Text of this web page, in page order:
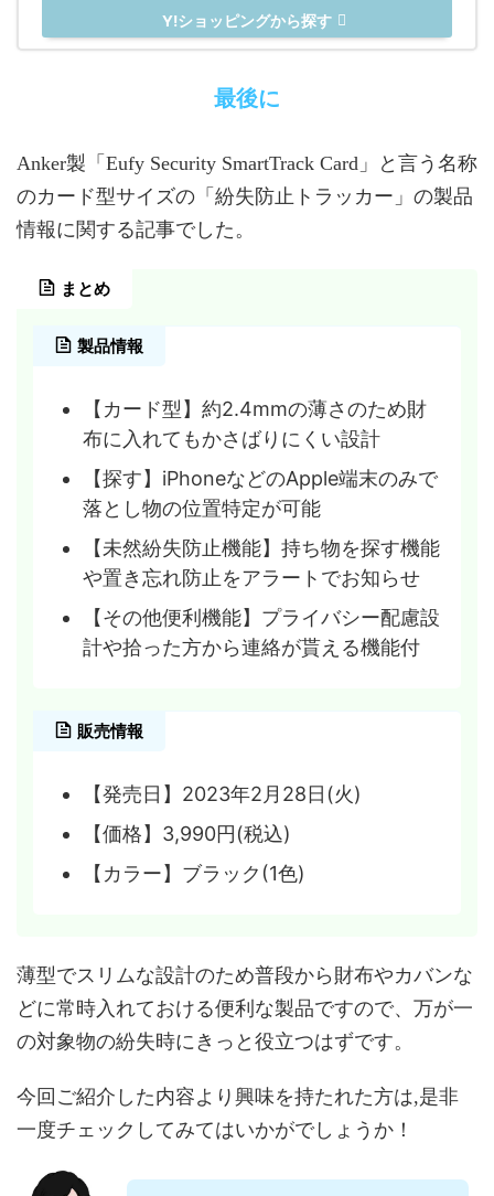
Y!ショッピングから探す
最後に
Anker製「Eufy Security SmartTrack Card」と言う名称
のカード型サイズの「紛失防止トラッカー」の製品
情報に関する記事でした。
まとめ
製品情報
【カード型】約2.4mmの薄さのため財
布に入れてもかさばりにくい設計
【探す】iPhoneなどのApple端末のみで
落とし物の位置特定が可能
【未然紛失防止機能】持ち物を探す機能
や置き忘れ防止をアラートでお知らせ
【その他便利機能】プライバシー配慮設
計や拾った方から連絡が貰える機能付
販売情報
【発売日】2023年2月28日(火)
【価格】3,990円(税込)
【カラー】ブラック(1色)
薄型でスリムな設計のため普段から財布やカバンな
どに常時入れておける便利な製品ですので、万が一
の対象物の紛失時にきっと役立つはずです。
今回ご紹介した内容より興味を持たれた方は,是非
一度チェックしてみてはいかがでしょうか！